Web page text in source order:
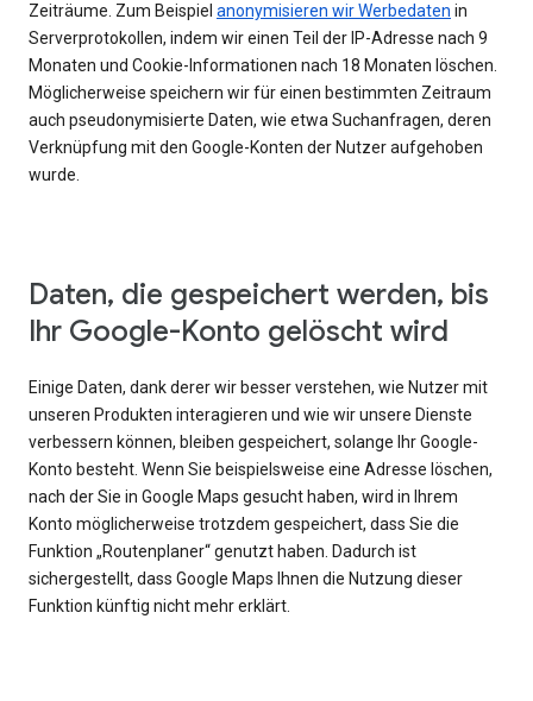
Zeiträume. Zum Beispiel anonymisieren wir Werbedaten in
Serverprotokollen, indem wir einen Teil der IP-Adresse nach 9
Monaten und Cookie-Informationen nach 18 Monaten löschen.
Möglicherweise speichern wir für einen bestimmten Zeitraum
auch pseudonymisierte Daten, wie etwa Suchanfragen, deren
Verknüpfung mit den Google-Konten der Nutzer aufgehoben
wurde.
Daten, die gespeichert werden, bis
Ihr Google-Konto gelöscht wird
Einige Daten, dank derer wir besser verstehen, wie Nutzer mit
unseren Produkten interagieren und wie wir unsere Dienste
verbessern können, bleiben gespeichert, solange Ihr Google-
Konto besteht. Wenn Sie beispielsweise eine Adresse löschen,
nach der Sie in Google Maps gesucht haben, wird in Ihrem
Konto möglicherweise trotzdem gespeichert, dass Sie die
Funktion „Routenplaner“ genutzt haben. Dadurch ist
sichergestellt, dass Google Maps Ihnen die Nutzung dieser
Funktion künftig nicht mehr erklärt.